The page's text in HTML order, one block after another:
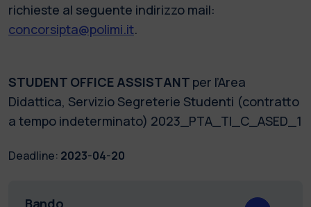
richieste al seguente indirizzo mail:
concorsipta@polimi.it.
STUDENT OFFICE ASSISTANT per l’Area
Didattica, Servizio Segreterie Studenti (contratto
a tempo indeterminato) 2023_PTA_TI_C_ASED_1
Deadline: 2023-04-20
Bando